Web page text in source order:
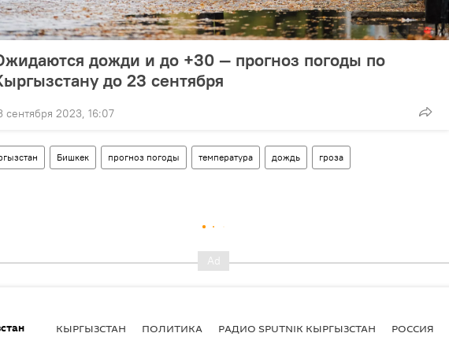
дожди и до +30 — прогноз погоды по
до 23 сентября
сентября 2023, 16:07
Бишкек прогноз погоды температура дождь гроза
КЫРГЫЗСТАН ПОЛИТИКА РАДИО SPUTNIK КЫРГЫЗСТАН РОССИЯ